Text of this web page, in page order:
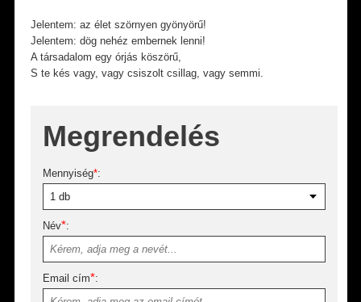
Jelentem: az élet szörnyen gyönyörű!
Jelentem: dög nehéz embernek lenni!
A társadalom egy órjás köszörű,
S te kés vagy, vagy csiszolt csillag, vagy semmi.
Megrendelés
Mennyiség*:
Név*:
Email cím*: